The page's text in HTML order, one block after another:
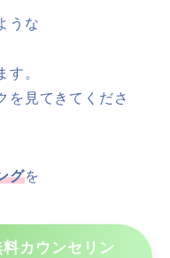
うな
す。
を見てきてくださ
グを
カウンセリン